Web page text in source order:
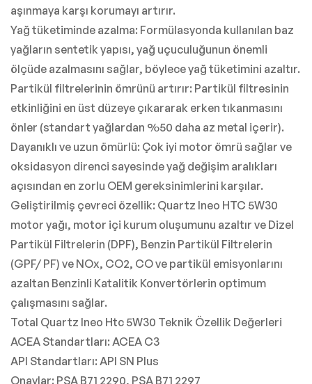
aşınmaya karşı korumayı artırır.
Yağ tüketiminde azalma: Formülasyonda kullanılan baz
yağların sentetik yapısı, yağ uçuculuğunun önemli
ölçüde azalmasını sağlar, böylece yağ tüketimini azaltır.
Partikül filtrelerinin ömrünü artırır: Partikül filtresinin
etkinliğini en üst düzeye çıkararak erken tıkanmasını
önler (standart yağlardan %50 daha az metal içerir).
Dayanıklı ve uzun ömürlü: Çok iyi motor ömrü sağlar ve
oksidasyon direnci sayesinde yağ değişim aralıkları
açısından en zorlu OEM gereksinimlerini karşılar.
Geliştirilmiş çevreci özellik: Quartz Ineo HTC 5W30
motor yağı, motor içi kurum oluşumunu azaltır ve Dizel
Partikül Filtrelerin (DPF), Benzin Partikül Filtrelerin
(GPF/ PF) ve NOx, CO2, CO ve partikül emisyonlarını
azaltan Benzinli Katalitik Konvertörlerin optimum
çalışmasını sağlar.
Total Quartz Ineo Htc 5W30 Teknik Özellik Değerleri
ACEA Standartları: ACEA C3
API Standartları: API SN Plus
Onaylar: PSA B71 2290, PSA B71 2297